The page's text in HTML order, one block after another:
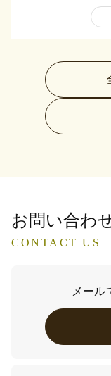
お問い合わ
CONTACT US
メール